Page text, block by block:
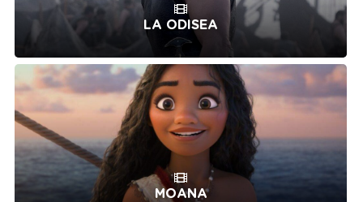
LA ODISEA
MOANA